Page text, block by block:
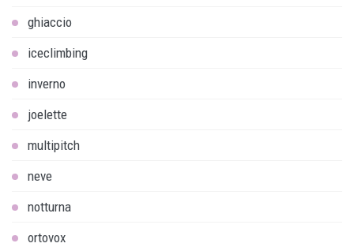
ghiaccio
iceclimbing
inverno
joelette
multipitch
neve
notturna
ortovox